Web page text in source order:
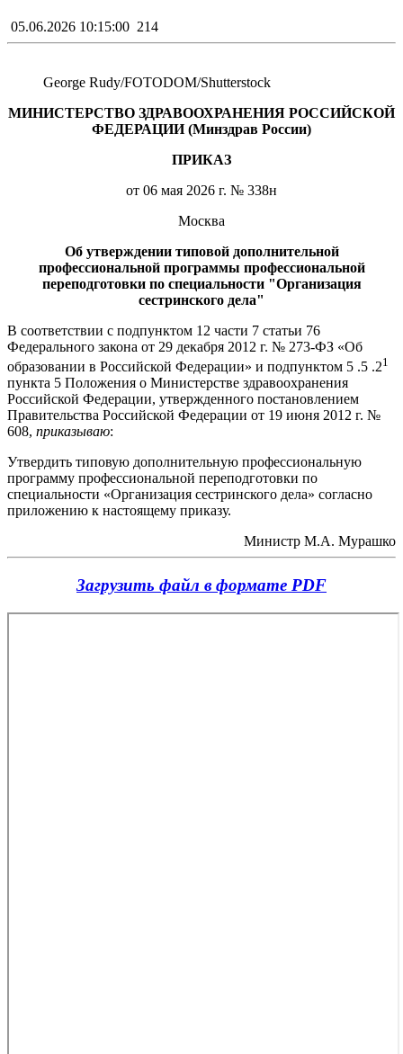
05.06.2026 10:15:00 214
George Rudy/FOTODOM/Shutterstoсk
МИНИСТЕРСТВО ЗДРАВООХРАНЕНИЯ РОССИЙСКОЙ
ФЕДЕРАЦИИ (Минздрав России)
ПРИКАЗ
от 06 мая 2026 г. № 338н
Москва
Об утверждении типовой дополнительной
профессиональной программы профессиональной
переподготовки по специальности "Организация
сестринского дела"
В соответствии с подпунктом 12 части 7 статьи 76
Федерального закона от 29 декабря 2012 г. № 273-ФЗ «Об
образовании в Российской Федерации» и подпунктом 5 .5 .21
пункта 5 Положения о Министерстве здравоохранения
Российской Федерации, утвержденного постановлением
Правительства Российской Федерации от 19 июня 2012 г. №
608, приказываю:
Утвердить типовую дополнительную профессиональную
программу профессиональной переподготовки по
специальности «Организация сестринского дела» согласно
приложению к настоящему приказу.
Министр М.А. Мурашко
Загрузить файл в формате PDF